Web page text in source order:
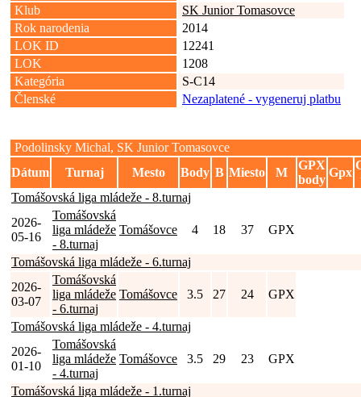
Klub
SK Junior Tomasovce
Rok narodenia
2014
LOK ID
12241
LOK
1208
Kategória
S-C14
Členské
Nezaplatené - vygeneruj platbu
Podolinsky Michal, SK Junior Tomasovce
Dátum
Turnaj Mesto Body B Miesto M
GPX
body
Gpx
Tomášovská liga mládeže - 8.turnaj
2026-
05-16
Tomášovská
liga mládeže
- 8.turnaj
Tomášovce 4 18 37 GPX
Tomášovská liga mládeže - 6.turnaj
2026-
03-07
Tomášovská
liga mládeže
- 6.turnaj
Tomášovce 3.5 27 24 GPX
Tomášovská liga mládeže - 4.turnaj
2026-
01-10
Tomášovská
liga mládeže
- 4.turnaj
Tomášovce 3.5 29 23 GPX
Tomášovská liga mládeže - 1.turnaj